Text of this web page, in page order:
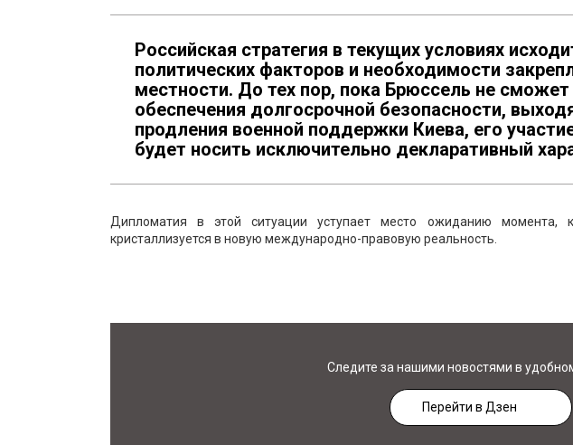
Российская стратегия в текущих условиях
политических факторов и необходимости
местности. До тех пор, пока Брюссель не
обеспечения долгосрочной безопасности,
продления военной поддержки Киева, его
будет носить исключительно декларативный
Дипломатия в этой ситуации уступает место ожиданию момента,
кристаллизуется в новую международно-правовую реальность.
Следите за нашими новостями в
Перейти в Дзен